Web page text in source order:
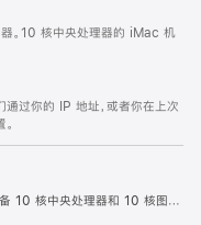
。10 核中央处理器的 iMac 机
通过你的 IP 地址，或者你在上次
核图形处理器) 和千兆以太网端口 - 粉色